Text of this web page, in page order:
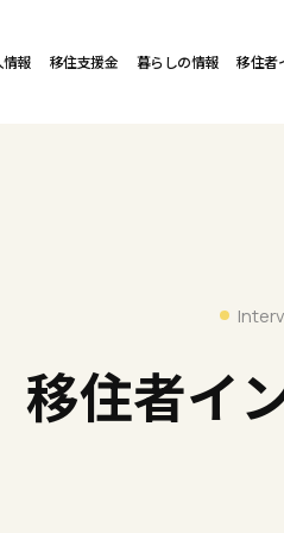
情報 移住支援金 暮らしの情報 移住者
移住者イ